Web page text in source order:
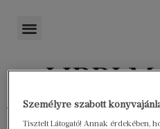
Könyvektől
Személyre szabott
Tisztelt Látogató! Annak érdekében,